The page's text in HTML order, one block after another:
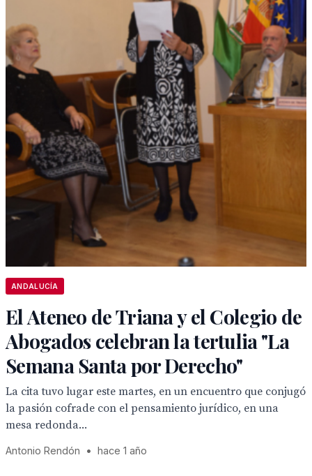
ANDALUCÍA
El Ateneo de Triana y el Colegio de
Abogados celebran la tertulia "La
Semana Santa por Derecho"
La cita tuvo lugar este martes, en un encuentro que conjugó
la pasión cofrade con el pensamiento jurídico, en una
mesa redonda...
Antonio Rendón • hace 1 año